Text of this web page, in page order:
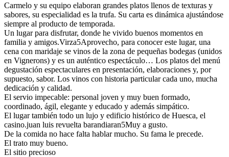
Carmelo y su equipo elaboran grandes platos llenos de texturas y
sabores, su especialidad es la trufa. Su carta es dinámica ajustándose
siempre al producto de temporada.
Un lugar para disfrutar, donde he vivido buenos momentos en
familia y amigos.Virza5Aprovecho, para conocer este lugar, una
cena con maridaje se vinos de la zona de pequeñas bodegas (unidos
en Vignerons) y es un auténtico espectáculo… Los platos del menú
degustación espectaculares en presentación, elaboraciones y, por
supuesto, sabor. Los vinos con historia particular cada uno, mucha
dedicación y calidad.
El servio impecable: personal joven y muy buen formado,
coordinado, ágil, elegante y educado y además simpático.
El lugar también todo un lujo y edificio histórico de Huesca, el
casino.juan luis revuelta barandiaran5Muy a gusto.
De la comida no hace falta hablar mucho. Su fama le precede.
El trato muy bueno.
El sitio precioso